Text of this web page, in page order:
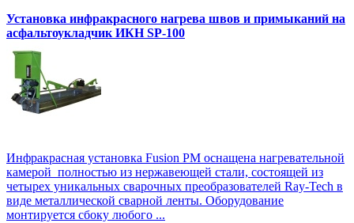
Установка инфракрасного нагрева швов и примыканий на
асфальтоукладчик ИКН SP-100
Инфракрасная установка Fusion PM оснащена нагревательной
камерой полностью из нержавеющей стали, состоящей из
четырех уникальных сварочных преобразователей Ray-Tech в
виде металлической сварной ленты. Оборудование
монтируется сбоку любого ...